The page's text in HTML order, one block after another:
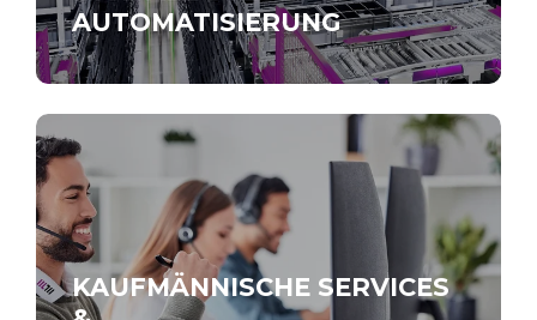
AUTOMATISIERUNG
KAUFMÄNNISCHE SERVICES